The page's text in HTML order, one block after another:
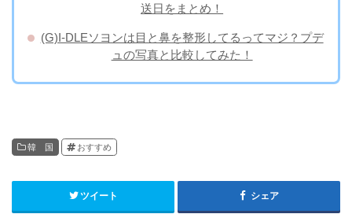
送日をまとめ！
(G)I-DLEソヨンは目と鼻を整形してるってマジ？プデ
ュの写真と比較してみた！
韓 国 おすすめ
ツイート シェア